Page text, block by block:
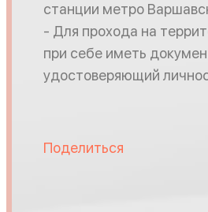
станции метро
- Для прохода на
при себе иметь
удостоверяющий
Поделиться